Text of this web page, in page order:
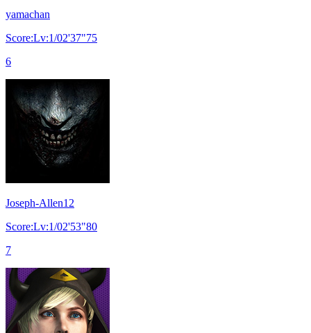
yamachan
Score:Lv:1/02'37"75
6
Joseph-Allen12
Score:Lv:1/02'53"80
7